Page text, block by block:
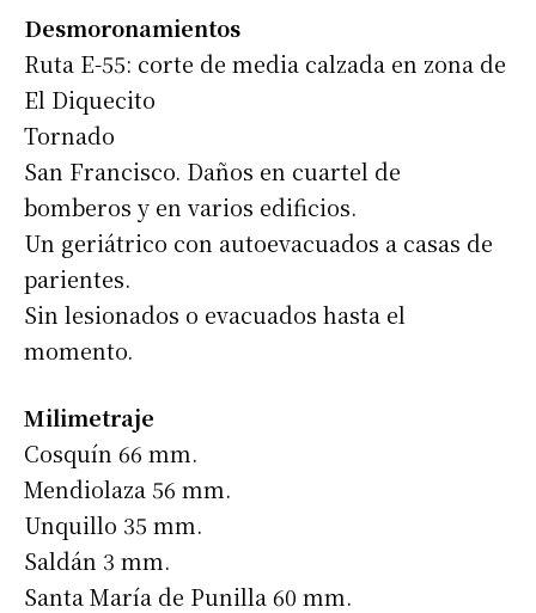
Desmoronamientos
Ruta E-55: corte de media calzada en zona de
El Diquecito
Tornado
San Francisco. Daños en cuartel de
bomberos y en varios edificios.
Un geriátrico con autoevacuados a casas de
parientes.
Sin lesionados o evacuados hasta el
momento.
Milimetraje
Cosquín 66 mm.
Mendiolaza 56 mm.
Unquillo 35 mm.
Saldán 3 mm.
Santa María de Punilla 60 mm.